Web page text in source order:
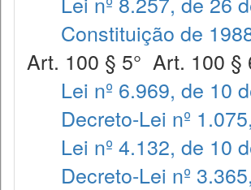
Constituição de
Art. 100 § 5° Art. 100 §
Lei nº 6.969, de 10
Decreto-Lei nº
Lei nº 4.132, de 10
Decreto-Lei nº